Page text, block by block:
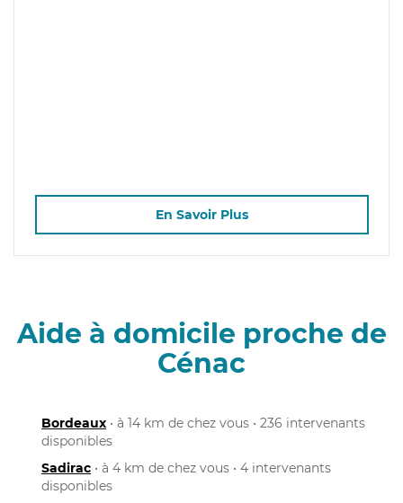
En Savoir Plus
Aide à domicile proche de
Cénac
Bordeaux • à 14 km de chez vous • 236 intervenants
disponibles
Sadirac • à 4 km de chez vous • 4 intervenants
disponibles